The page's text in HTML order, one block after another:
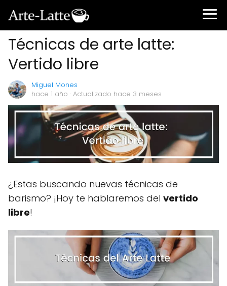
Técnicas de arte latte:
Vertido libre
Miguel Mones
hace 1 año · Actualizado hace 3 meses
¿Estas buscando nuevas técnicas de
barismo? ¡Hoy te hablaremos del vertido
libre!